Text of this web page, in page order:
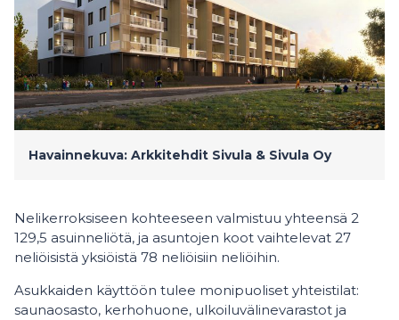
Havainnekuva: Arkkitehdit Sivula & Sivula Oy
Nelikerroksiseen kohteeseen valmistuu yhteensä 2
129,5 asuinneliötä, ja asuntojen koot vaihtelevat 27
neliöisistä yksiöistä 78 neliöisiin neliöihin.
Asukkaiden käyttöön tulee monipuoliset yhteistilat:
saunaosasto, kerhohuone, ulkoiluvälinevarastot ja